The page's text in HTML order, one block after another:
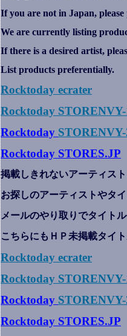
If you are not in Japan, please
We are currently listing
If there is a desired artist,
List products preferentially.
Rocktoday ecrater
Rocktoday STORENVY-
Rocktoday
Rocktoday STORES.JP
掲載しきれないアーティス
お探しのアーティストやタ
メールのやり取りでタイト
こちらにもＨＰ未掲載タイ
Rocktoday ecrater
Rocktoday STORENVY-
Rocktoday
Rocktoday STORES.JP